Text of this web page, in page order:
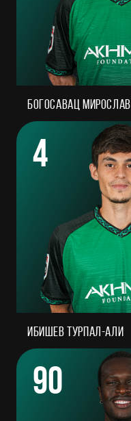
Богосавац Мирослав
4
Ибишев Турпал-Али
90